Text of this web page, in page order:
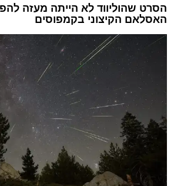
הסרט שהוליווד לא הייתה מעזה
האסלאם הקיצוני בקמפוסים